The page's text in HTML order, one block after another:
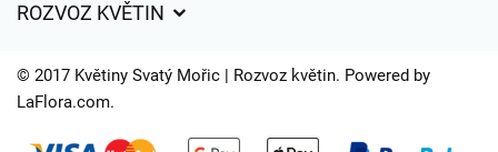
Často kladené dotazy
Časy doručení květin – přehled možností
ROZVOZ KVĚTIN
Kam doručujeme květiny
© 2017 Květiny Svatý Mořic | Rozvoz květin. Powered by
LaFlora.com.